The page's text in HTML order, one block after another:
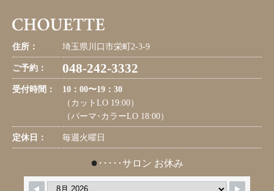
住所： 埼玉県川口市栄町2-3-9
ご予約： 048-242-3332
受付時間：
10：00〜19：30
（カットLO 19:00）
（パーマ･カラーLO 18:00）
定休日： 毎週火曜日
● ･････サロン お休み